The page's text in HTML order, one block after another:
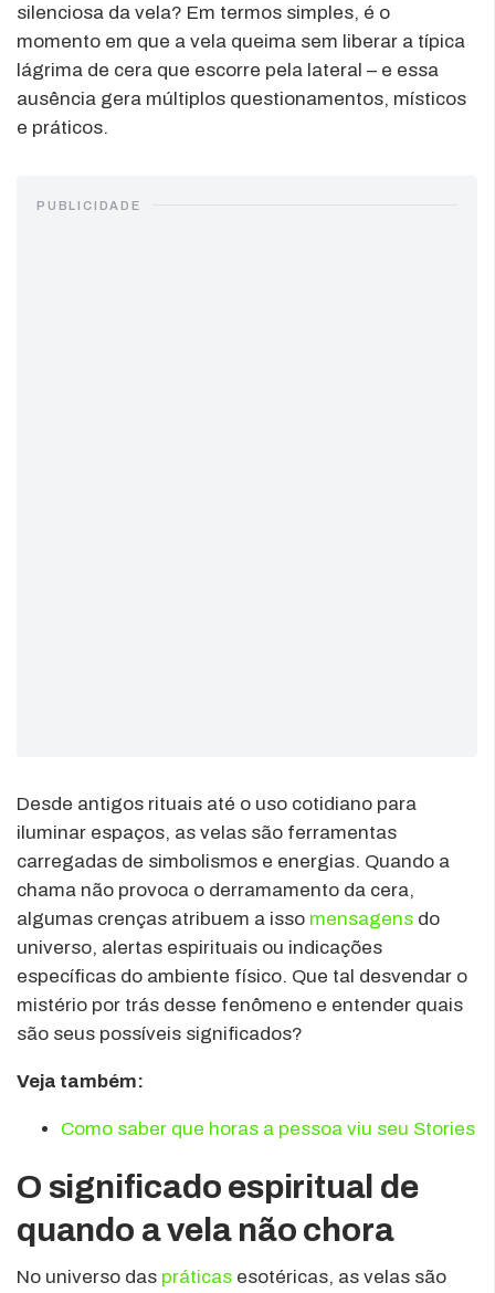
silenciosa da vela? Em termos simples, é o
momento em que a vela queima sem liberar a típica
lágrima de cera que escorre pela lateral – e essa
ausência gera múltiplos questionamentos, místicos
e práticos.
PUBLICIDADE
Desde antigos rituais até o uso cotidiano para
iluminar espaços, as velas são ferramentas
carregadas de simbolismos e energias. Quando a
chama não provoca o derramamento da cera,
algumas crenças atribuem a isso mensagens do
universo, alertas espirituais ou indicações
específicas do ambiente físico. Que tal desvendar o
mistério por trás desse fenômeno e entender quais
são seus possíveis significados?
Veja também:
Como saber que horas a pessoa viu seu Stories
O significado espiritual de
quando a vela não chora
No universo das práticas esotéricas, as velas são